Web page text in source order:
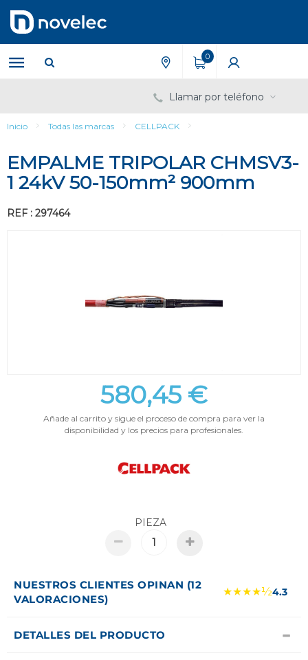
contenido
menú
de
navegación
0
Llamar por teléfono
Inicio Todas las marcas CELLPACK
EMPALME TRIPOLAR CHMSV3-
1 24kV 50-150mm² 900mm
REF : 297464
580,45 €
Añade al carrito y sigue el proceso de compra para ver la
disponibilidad y los precios para profesionales.
PIEZA
NUESTROS CLIENTES OPINAN (12
VALORACIONES)
★★★★½4.3
DETALLES DEL PRODUCTO